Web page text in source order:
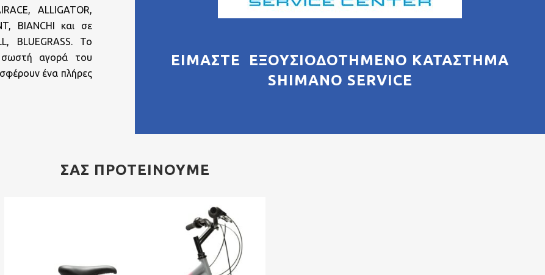
ALLIGATOR,
BIANCHI και σε
BLUEGRASS. Το
αγορά του
ένα πλήρες
ΕΊΜΑΣΤΕ ΕΞΟΥΣΙΟΔΟΤΗΜΈΝΟ ΚΑΤΆΣΤΗΜΑ
SHIMANO SERVICE
ΣΑΣ ΠΡΟΤΕΙΝΟΥΜΕ